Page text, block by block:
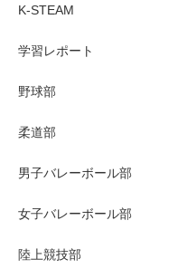
K-STEAM
学習レポート
野球部
柔道部
男子バレーボール部
女子バレーボール部
陸上競技部